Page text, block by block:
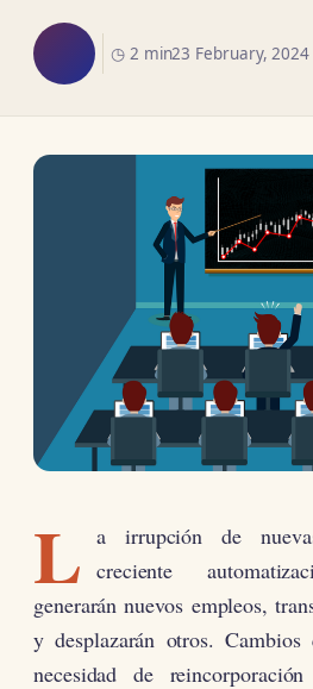
◷ 2 min23 February, 2024
L a irrupción de
creciente
generarán nuevos empleos,
y desplazarán otros.
necesidad de